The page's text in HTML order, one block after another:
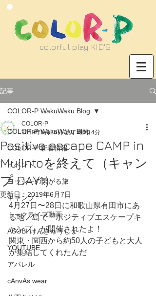
​colorful play KID'S
記事
COLOR-P WakuWaku Blog
COLOR-P 新着情報
イベント
ヨッシーの繋がる旅
キャンプ
トークライブ動画
ASOBI けんきゅうじょ
YOUTUBE
アパレル
cAnvAs wear
COLOR-P WakuWaku Blog
Positive escape CAMP in
Mujintoを終えて（キャン
プ DAY1）
COLOR-P
2019年5月26日 読了時間: 4分
更新日： 2019年6月7日
4月27日〜28日に和歌山県有田市にあ
る地ノ島で『ポジティブエスケープキ
ャンプ』が開催されたよ！
関東・関西から約50人の子どもと大人
が集結してくれたんだ